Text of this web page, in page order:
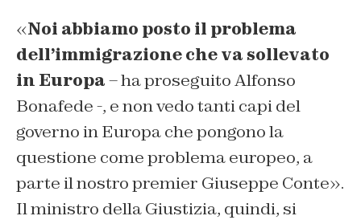
«Noi abbiamo posto il problema
dell’immigrazione che va sollevato
in Europa– ha proseguito Alfonso
Bonafede -, e non vedo tanti capi del
governo in Europa che pongono la
questione come problema europeo, a
parte il nostro premier Giuseppe Conte».
Il ministro della Giustizia, quindi, si